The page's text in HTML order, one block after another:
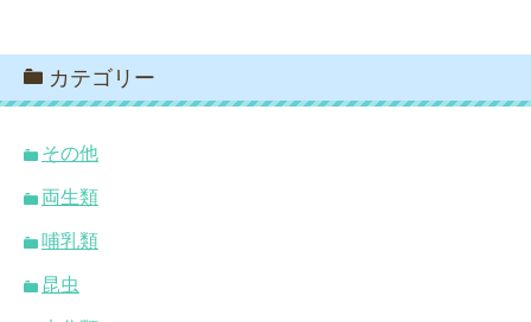
カテゴリー
その他
両生類
哺乳類
昆虫